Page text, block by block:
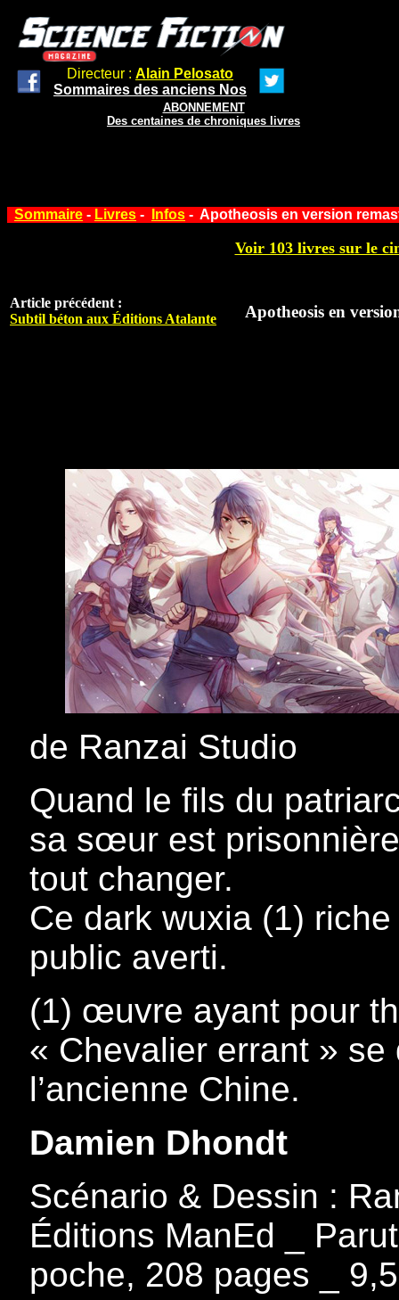
Directeur : Alain Pelosato
Sommaires des anciens Nos
ABONNEMENT
Des centaines de chroniques livres
Sommaire - Livres - Infos - Apotheosis en version
Voir 103 livres sur le
Article précédent :
Subtil béton aux Éditions Atalante
Apotheosis en
de Ranzai Studio
Quand le fils du
sa sœur est
tout changer.
Ce dark wuxia (1)
public averti.
(1) œuvre ayant pour
« Chevalier errant »
l’ancienne Chine.
Damien Dhondt
Scénario & Dessin :
Éditions ManEd _
poche, 208 pages _